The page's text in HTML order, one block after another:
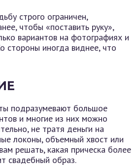
строго ограничен,
чтобы «поставить руку»,
вариантов на фотографиях и
стороны иногда виднее, что
подразумевают большое
и многие из них можно
не тратя деньги на
локоны, объемный хвост или
решать, какая прическа более
свадебный образ.